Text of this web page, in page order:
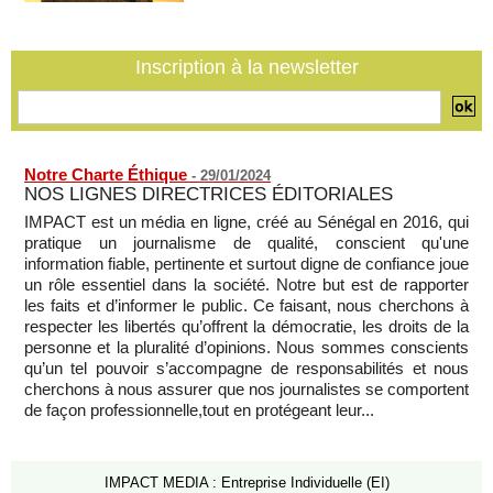
Lopez)
L’UE débloque 1,4 milliard d’euros de profits d’avoirs russes
gelés pour financer l’Ukraine
05/08/2026 -
Inscription à la newsletter
Notre Charte Éthique - 29/01/2024
NOS LIGNES DIRECTRICES ÉDITORIALES
IMPACT est un média en ligne, créé au Sénégal en 2016, qui
pratique un journalisme de qualité, conscient qu'une
information fiable, pertinente et surtout digne de confiance joue
un rôle essentiel dans la société. Notre but est de rapporter
les faits et d’informer le public. Ce faisant, nous cherchons à
respecter les libertés qu’offrent la démocratie, les droits de la
personne et la pluralité d’opinions. Nous sommes conscients
qu’un tel pouvoir s’accompagne de responsabilités et nous
cherchons à nous assurer que nos journalistes se comportent
de façon professionnelle,tout en protégeant leur...
IMPACT MEDIA : Entreprise Individuelle (EI)